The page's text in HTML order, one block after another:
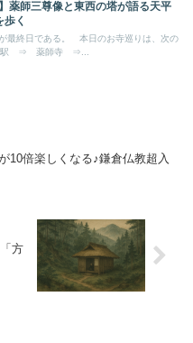
薬師三尊像と東西の塔が語る天平
く
最終日である。 本日のお寺巡りは、次の
良駅 ⇒ 薬師寺 ⇒...
10倍楽しくなる♪鎌倉仏教超入
方